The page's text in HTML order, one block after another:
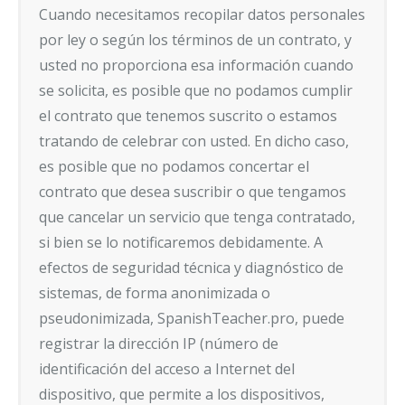
Cuando necesitamos recopilar datos personales
por ley o según los términos de un contrato, y
usted no proporciona esa información cuando
se solicita, es posible que no podamos cumplir
el contrato que tenemos suscrito o estamos
tratando de celebrar con usted. En dicho caso,
es posible que no podamos concertar el
contrato que desea suscribir o que tengamos
que cancelar un servicio que tenga contratado,
si bien se lo notificaremos debidamente. A
efectos de seguridad técnica y diagnóstico de
sistemas, de forma anonimizada o
pseudonimizada, SpanishTeacher.pro, puede
registrar la dirección IP (número de
identificación del acceso a Internet del
dispositivo, que permite a los dispositivos,